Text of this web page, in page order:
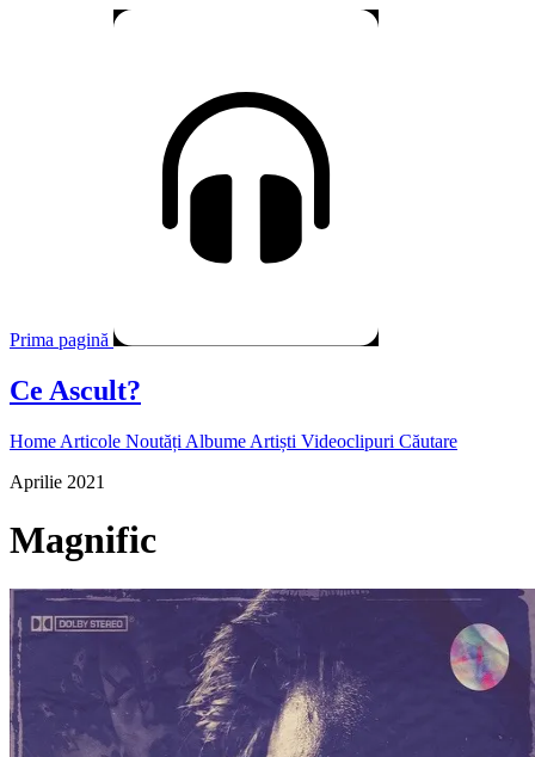
Prima pagină
Ce Ascult?
Home Articole Noutăți Albume Artiști Videoclipuri Căutare
Aprilie 2021
Magnific
Pagina externă
Pagina externă
Pagina externă
Pagina externă